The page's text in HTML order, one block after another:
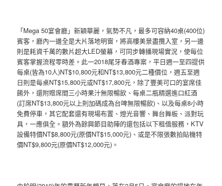
「Mega 50宴會廳」新穎華麗，氣勢不凡，最多可容納40桌(400位)
賓客，廳內一邊全是大片落地明窗，將高樓美景盡攬入室，另一邊
則是耗資千萬的數片超大LED螢幕，可同步轉播現場實況，使每位
賓客掌握流程零時差。此一2018尾牙春酒專案，平日週一至四提供
每桌(皆為10人)NT$10,800元和NT$13,800元二種價位，週五至週
日則是每桌NT$15,800元或NT$17,800元，除了豐美可口的宴席佳
餚外，還附贈席間三小時果汁無限暢飲、每桌二瓶精選進口紅酒
(訂席NT$13,800元以上則加碼成為台啤無限暢飲)、以及每桌8小時
免費停車，其它配套還有現場布置、燈光音響、舞台舞板、派對玩
具，一應俱全。額外為餘興節目助陣的還包括以下租借服務，KTV
設備特價NT$8,800元(原價NT$15,000元)、或是不限張數拍貼機特
價NT$9,800元(原價NT$12,000元)。